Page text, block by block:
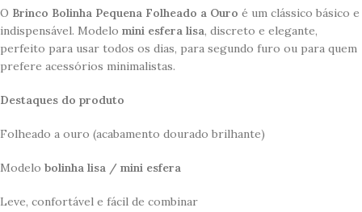
O Brinco Bolinha Pequena Folheado a Ouro é um clássico básico e
indispensável. Modelo mini esfera lisa, discreto e elegante,
perfeito para usar todos os dias, para segundo furo ou para quem
prefere acessórios minimalistas.
Destaques do produto
Folheado a ouro (acabamento dourado brilhante)
Modelo bolinha lisa / mini esfera
Leve, confortável e fácil de combinar